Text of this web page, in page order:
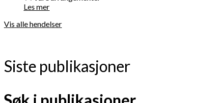
Les mer
Vis alle hendelser
Siste publikasjoner